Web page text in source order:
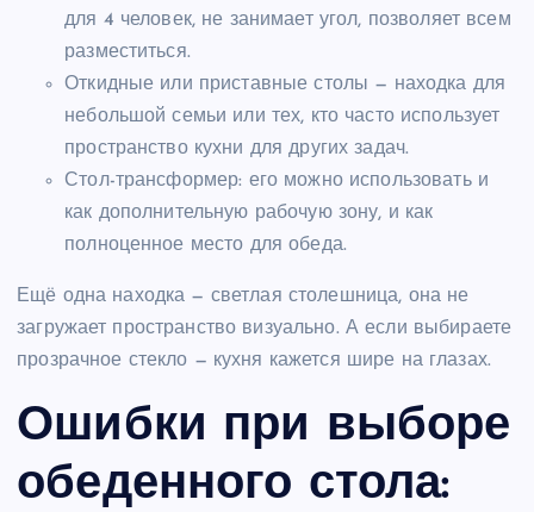
для 4 человек, не занимает угол, позволяет всем
разместиться.
Откидные или приставные столы — находка для
небольшой семьи или тех, кто часто использует
пространство кухни для других задач.
Стол-трансформер: его можно использовать и
как дополнительную рабочую зону, и как
полноценное место для обеда.
Ещё одна находка — светлая столешница, она не
загружает пространство визуально. А если выбираете
прозрачное стекло — кухня кажется шире на глазах.
Ошибки при выборе
обеденного стола: